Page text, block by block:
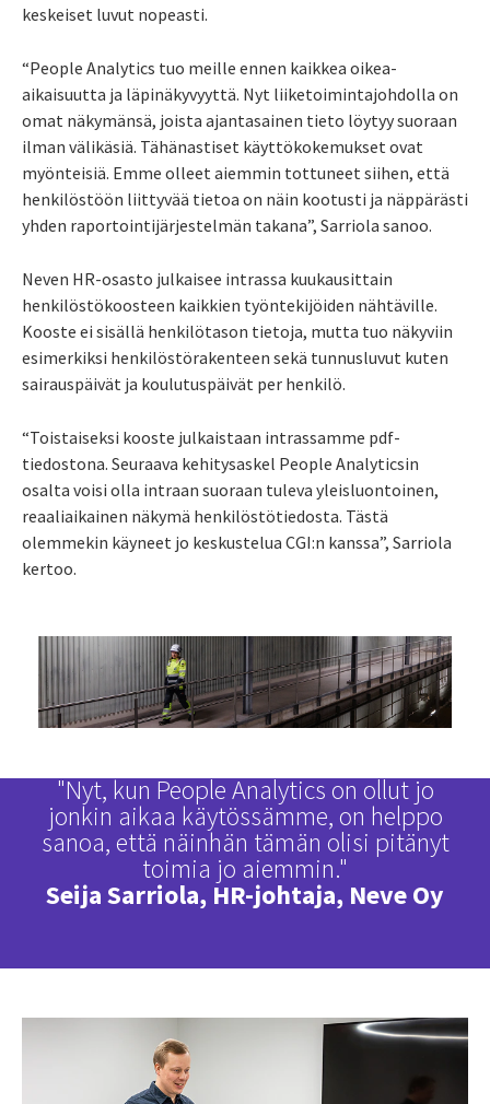
keskeiset luvut nopeasti.
“People Analytics tuo meille ennen kaikkea oikea-
aikaisuutta ja läpinäkyvyyttä. Nyt liiketoimintajohdolla on
omat näkymänsä, joista ajantasainen tieto löytyy suoraan
ilman välikäsiä. Tähänastiset käyttökokemukset ovat
myönteisiä. Emme olleet aiemmin tottuneet siihen, että
henkilöstöön liittyvää tietoa on näin kootusti ja näppärästi
yhden raportointijärjestelmän takana”, Sarriola sanoo.
Neven HR-osasto julkaisee intrassa kuukausittain
henkilöstökoosteen kaikkien työntekijöiden nähtäville.
Kooste ei sisällä henkilötason tietoja, mutta tuo näkyviin
esimerkiksi henkilöstörakenteen sekä tunnusluvut kuten
sairauspäivät ja koulutuspäivät per henkilö.
“Toistaiseksi kooste julkaistaan intrassamme pdf-
tiedostona. Seuraava kehitysaskel People Analyticsin
osalta voisi olla intraan suoraan tuleva yleisluontoinen,
reaaliaikainen näkymä henkilöstötiedosta. Tästä
olemmekin käyneet jo keskustelua CGI:n kanssa”, Sarriola
kertoo.
"Nyt, kun People Analytics on ollut jo
jonkin aikaa käytössämme, on helppo
sanoa, että näinhän tämän olisi pitänyt
toimia jo aiemmin."
Seija Sarriola, HR-johtaja, Neve Oy